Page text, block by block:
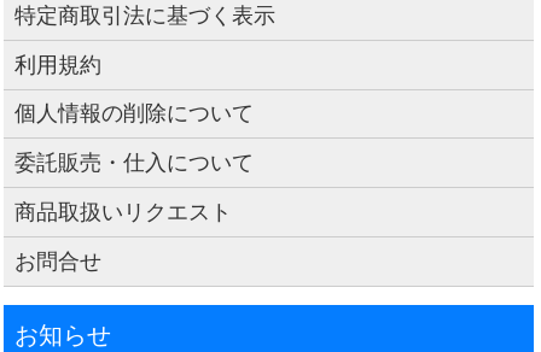
特定商取引法に基づく表示
利用規約
個人情報の削除について
委託販売・仕入について
商品取扱いリクエスト
お問合せ
お知らせ